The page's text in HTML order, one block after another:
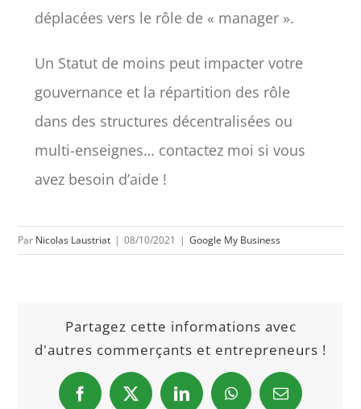
déplacées vers le rôle de « manager ».
Un Statut de moins peut impacter votre
gouvernance et la répartition des rôle
dans des structures décentralisées ou
multi-enseignes… contactez moi si vous
avez besoin d’aide !
Par Nicolas Laustriat | 08/10/2021 | Google My Business
Partagez cette informations avec
d'autres commerçants et entrepreneurs !
Facebook
X LinkedInWhatsAppEmail